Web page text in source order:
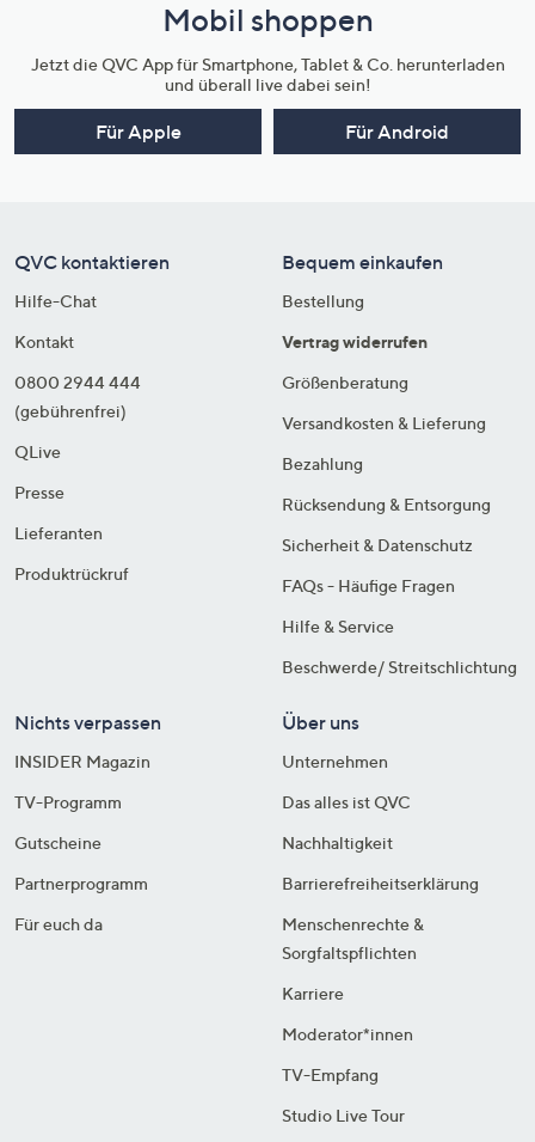
Mobil shoppen
Jetzt die QVC App für Smartphone, Tablet & Co. herunterladen
und überall live dabei sein!
Für Apple Für Android
QVC kontaktieren
Hilfe-Chat
Kontakt
0800 2944 444
(gebührenfrei)
QLive
Presse
Lieferanten
Produktrückruf
Bequem einkaufen
Bestellung
Vertrag widerrufen
Größenberatung
Versandkosten & Lieferung
Bezahlung
Rücksendung & Entsorgung
Sicherheit & Datenschutz
FAQs - Häufige Fragen
Hilfe & Service
Beschwerde/ Streitschlichtung
Nichts verpassen
INSIDER Magazin
TV-Programm
Gutscheine
Partnerprogramm
Für euch da
Über uns
Unternehmen
Das alles ist QVC
Nachhaltigkeit
Barrierefreiheitserklärung
Menschenrechte &
Sorgfaltspflichten
Karriere
Moderator*innen
TV-Empfang
Studio Live Tour